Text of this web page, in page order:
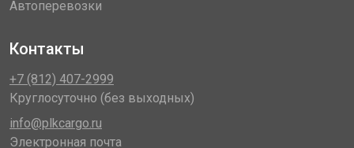
Автоперевозки
Контакты
+7 (812) 407-2999
Круглосуточно (без выходных)
info@plkcargo.ru
Электронная почта